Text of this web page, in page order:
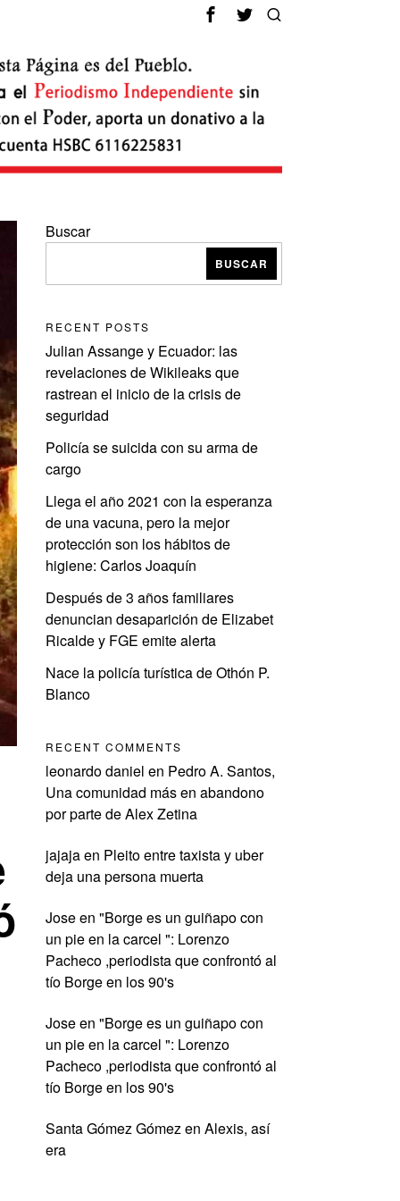
Buscar
BUSCAR
RECENT POSTS
Julian Assange y Ecuador: las
revelaciones de Wikileaks que
rastrean el inicio de la crisis de
seguridad
Policía se suicida con su arma de
cargo
Llega el año 2021 con la esperanza
de una vacuna, pero la mejor
protección son los hábitos de
higiene: Carlos Joaquín
Después de 3 años familiares
denuncian desaparición de Elizabet
Ricalde y FGE emite alerta
Nace la policía turística de Othón P.
Blanco
RECENT COMMENTS
leonardo daniel en Pedro A. Santos,
Una comunidad más en abandono
por parte de Alex Zetina
jajajaen Pleito entre taxista y uber
deja una persona muerta
Joseen "Borge es un guiñapo con
un pie en la carcel ": Lorenzo
Pacheco ,periodista que confrontó al
tío Borge en los 90's
Joseen "Borge es un guiñapo con
un pie en la carcel ": Lorenzo
Pacheco ,periodista que confrontó al
tío Borge en los 90's
Santa Gómez Gómezen Alexis, así
era